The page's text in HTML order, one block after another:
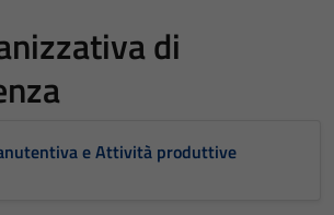
di
e Attività produttive